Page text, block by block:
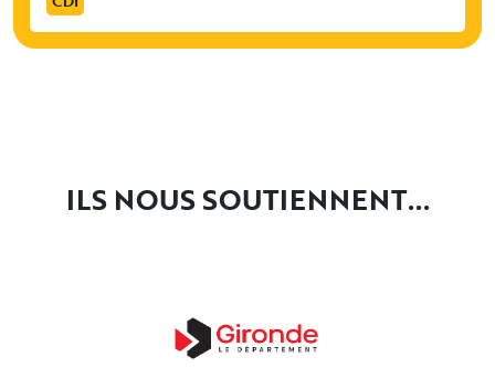
ILS NOUS SOUTIENNENT...